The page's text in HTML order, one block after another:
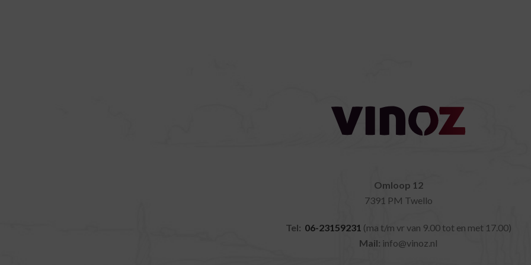
Omloop 12
7391 PM Twello
Tel: 06-23159231 (ma t/m vr van 9.00 tot en met 17.00)
Mail: info@vinoz.nl